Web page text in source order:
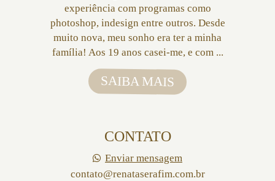
experiência com programas como
photoshop, indesign entre outros. Desde
muito nova, meu sonho era ter a minha
família! Aos 19 anos casei-me, e com ...
SAIBA MAIS
CONTATO
Enviar mensagem
contato@renataserafim.com.br